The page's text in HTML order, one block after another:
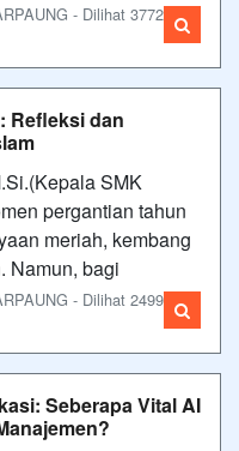
- Dilihat 3772
Refleksi dan
SMK
pergantian tahun
meriah, kembang
Namun, bagi
- Dilihat 2499
Seberapa Vital AI